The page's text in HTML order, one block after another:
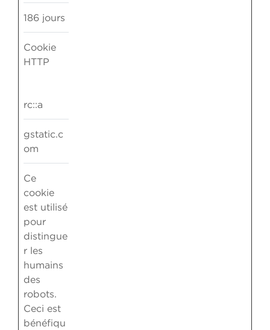
186 jours
Cookie
HTTP
rc::a
gstatic.c
om
Ce
cookie
est utilisé
pour
distingue
r les
humains
des
robots.
Ceci est
bénéfiqu